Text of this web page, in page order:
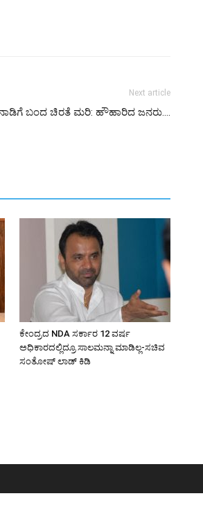
Next article
ಬಂದ ಚಿರತೆ ಮರಿ: ಹೌಹಾರಿದ ಜನರು….
ಕೇಂದ್ರದ NDA ಸರ್ಕಾರ 12 ವರ್ಷ
ಅಧಿಕಾರದಲ್ಲಿದ್ರೂ ಸಾಲಮನ್ನಾ ಮಾಡಿಲ್ಲ-ಸಚಿವ
ಸಂತೋಷ್ ಲಾಡ್ ಕಿಡಿ